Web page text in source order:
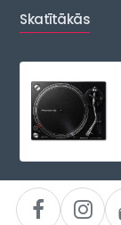
Skatītākās